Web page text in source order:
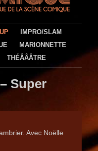
IMPRO/SLAM
MARIONNETTE
THÉÂÂÂTRE
Super
Avec Noëlle